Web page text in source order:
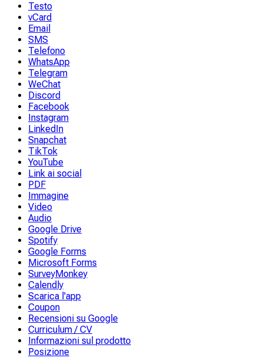
Testo
vCard
Email
SMS
Telefono
WhatsApp
Telegram
WeChat
Discord
Facebook
Instagram
LinkedIn
Snapchat
TikTok
YouTube
Link ai social
PDF
Immagine
Video
Audio
Google Drive
Spotify
Google Forms
Microsoft Forms
SurveyMonkey
Calendly
Scarica l'app
Coupon
Recensioni su Google
Curriculum / CV
Informazioni sul prodotto
Posizione